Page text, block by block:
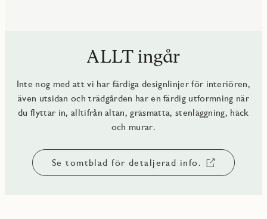
ALLT ingår
Inte nog med att vi har färdiga designlinjer för interiören,
även utsidan och trädgården har en färdig utformning när
du flyttar in, alltifrån altan, gräsmatta, stenläggning, häck
och murar.
Se tomtblad för detaljerad info.